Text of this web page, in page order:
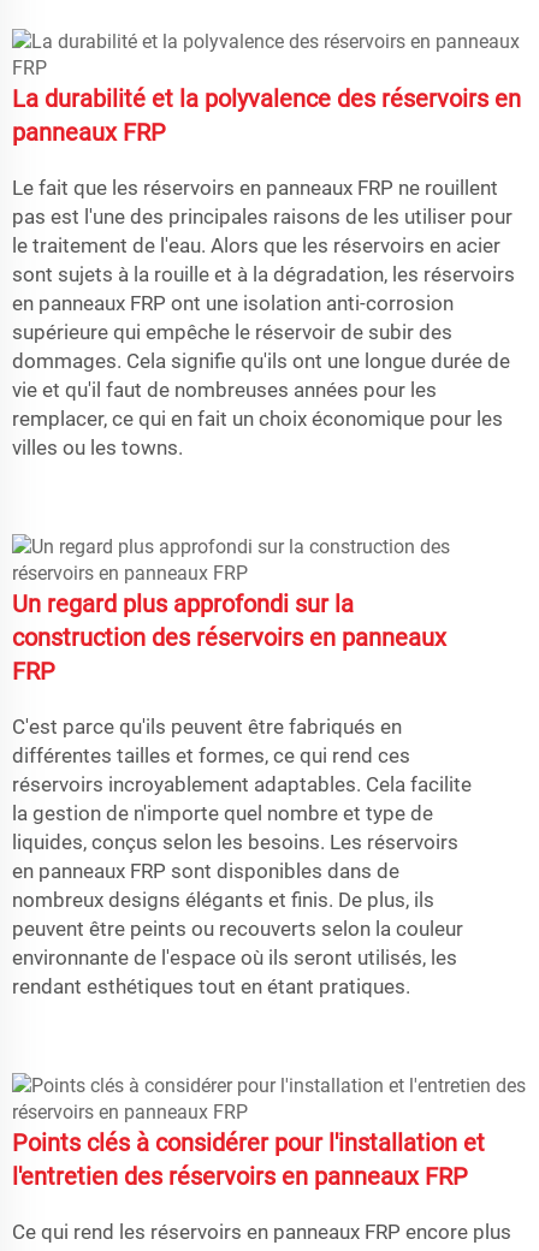
La durabilité et la polyvalence des réservoirs en
panneaux FRP
Le fait que les réservoirs en panneaux FRP ne rouillent
pas est l'une des principales raisons de les utiliser pour
le traitement de l'eau. Alors que les réservoirs en acier
sont sujets à la rouille et à la dégradation, les réservoirs
en panneaux FRP ont une isolation anti-corrosion
supérieure qui empêche le réservoir de subir des
dommages. Cela signifie qu'ils ont une longue durée de
vie et qu'il faut de nombreuses années pour les
remplacer, ce qui en fait un choix économique pour les
villes ou les towns.
Un regard plus approfondi sur la
construction des réservoirs en panneaux
FRP
C'est parce qu'ils peuvent être fabriqués en
différentes tailles et formes, ce qui rend ces
réservoirs incroyablement adaptables. Cela facilite
la gestion de n'importe quel nombre et type de
liquides, conçus selon les besoins. Les réservoirs
en panneaux FRP sont disponibles dans de
nombreux designs élégants et finis. De plus, ils
peuvent être peints ou recouverts selon la couleur
environnante de l'espace où ils seront utilisés, les
rendant esthétiques tout en étant pratiques.
Points clés à considérer pour l'installation et
l'entretien des réservoirs en panneaux FRP
Ce qui rend les réservoirs en panneaux FRP encore plus